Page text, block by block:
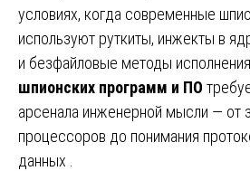
условиях, когда современные
используют руткиты, инжекты в
и безфайловые методы
шпионских программ и ПО
арсенала инженерной мысли — от
процессоров до понимания
данных .